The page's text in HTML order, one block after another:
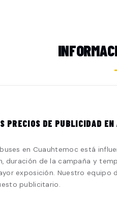
PRECIOS DE PUBLICIDAD
en Cuauhtemoc está
duración de la campaña y
exposición. Nuestro
publicitario.